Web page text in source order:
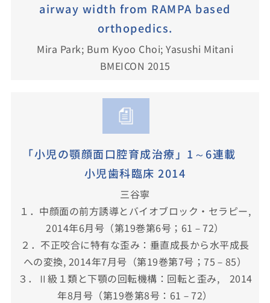
airway width from RAMPA based
orthopedics.
Mira Park; Bum Kyoo Choi; Yasushi Mitani
BMEICON 2015
「小児の顎顔面口腔育成治療」1～6連載
小児歯科臨床 2014
三谷寧
１．中顔面の前方誘導とバイオブロック・セラピー,
2014年6月号（第19巻第6号；61－72）
２．不正咬合に特有な歪み：垂直成長から水平成長
への変換, 2014年7月号（第19巻第7号；75－85）
３．Ⅱ級１類と下顎の回転機構：回転と歪み, 2014
年8月号（第19巻第8号：61－72）